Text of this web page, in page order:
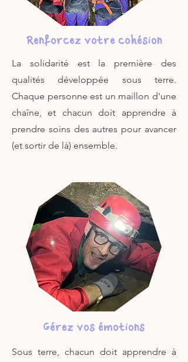
Renforcez votre cohésion
La solidarité est la première des
qualités développée sous terre.
Chaque personne est un maillon d'une
chaîne, et chacun doit apprendre à
prendre soins des autres pour avancer
(et sortir de là) ensemble.
Gérez vos émotions
Sous terre, chacun doit apprendre à